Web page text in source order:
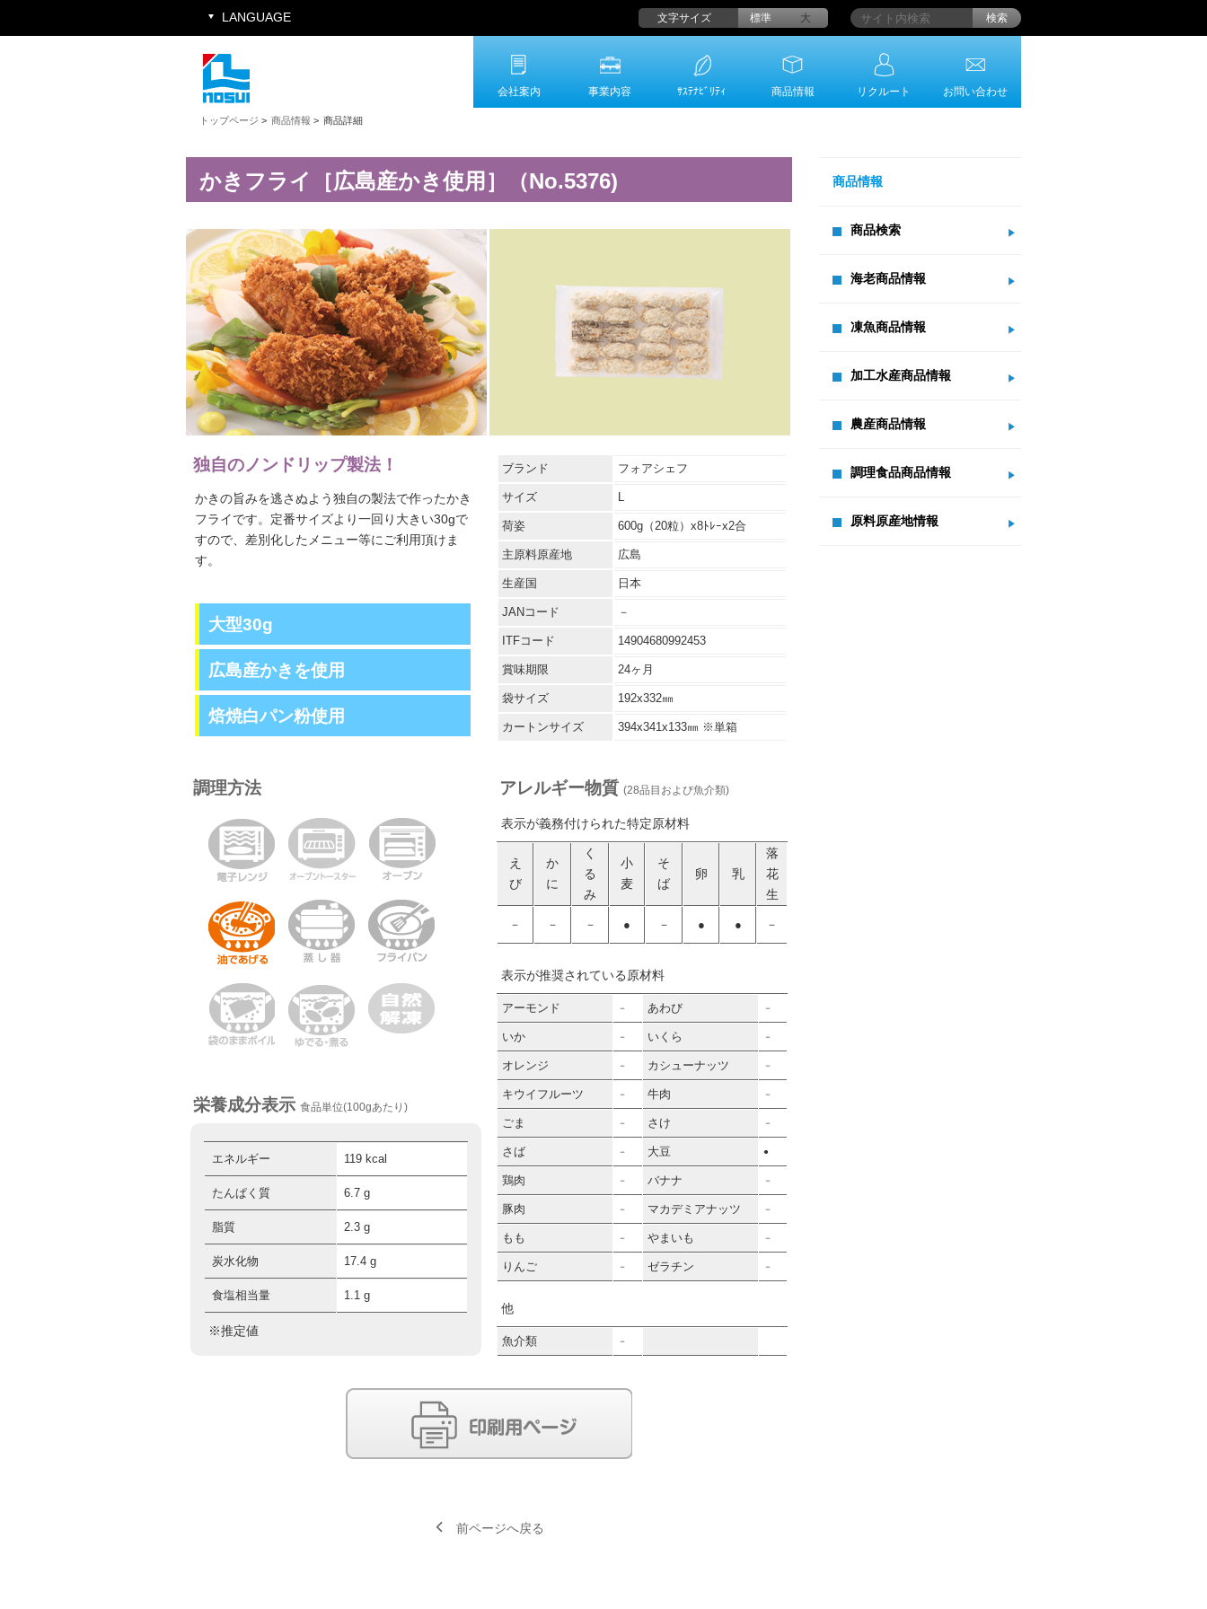
会社案内 事業内容 ｻｽﾃﾅﾋﾞﾘﾃｨ 商品情報 リクルート お問い合わせ
トップページ > 商品情報 > 商品詳細
商品情報
商品検索
海老商品情報
凍魚商品情報
加工水産商品情報
農産商品情報
調理食品商品情報
原料原産地情報
かきフライ［広島産かき使用］（No.5376)
独自のノンドリップ製法！
かきの旨みを逃さぬよう独自の製法で作ったかき
フライです。定番サイズより一回り大きい30gで
すので、差別化したメニュー等にご利用頂けま
す。
大型30g
広島産かきを使用
焙焼白パン粉使用
ブランド フォアシェフ
サイズ L
荷姿 600g（20粒）x8ﾄﾚｰx2合
主原料原産地 広島
生産国 日本
JANコード －
ITFコード 14904680992453
賞味期限 24ヶ月
袋サイズ 192x332㎜
カートンサイズ 394x341x133㎜ ※単箱
調理方法
栄養成分表示 食品単位(100gあたり)
エネルギー 119 kcal
たんぱく質 6.7 g
脂質 2.3 g
炭水化物 17.4 g
食塩相当量 1.1 g
※推定値
アレルギー物質 (28品目および魚介類)
表示が義務付けられた特定原材料
え
び
か
に
く
る
み
小
麦
そ
ば
卵 乳
落
花
生
－ － － ● － ● ● －
表示が推奨されている原材料
アーモンド － あわび －
いか － いくら －
オレンジ － カシューナッツ －
キウイフルーツ － 牛肉 －
ごま － さけ －
さば － 大豆 ●
鶏肉 － バナナ －
豚肉 － マカデミアナッツ －
もも － やまいも －
りんご － ゼラチン －
他
魚介類 －
前ページへ戻る
検索
文字サイズ 大
標準
LANGUAGE